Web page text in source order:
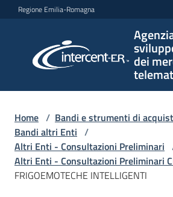
Vai al contenuto
Vai alla navigazione
Vai al footer
Regione Emilia-Romagna
dei
per lo
sviluppo
telematici
L'Agenzia
Home / Bandi e strumenti di
Bandi altri Enti /
Altri Enti - Consultazioni Preliminari
Altri Enti - Consultazioni Preliminari
FRIGOEMOTECHE INTELLIGENTI